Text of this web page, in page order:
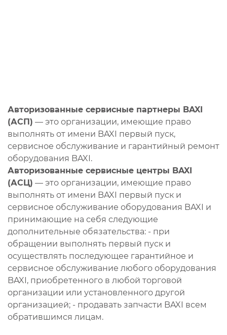
Авторизованные сервисные партнеры BAXI
(АСП) — это организации, имеющие право
выполнять от имени BAXI первый пуск,
сервисное обслуживание и гарантийный ремонт
оборудования BAXI.
Авторизованные сервисные центры BAXI
(АСЦ) — это организации, имеющие право
выполнять от имени BAXI первый пуск и
сервисное обслуживание оборудования BAXI и
принимающие на себя следующие
дополнительные обязательства: - при
обращении выполнять первый пуск и
осуществлять последующее гарантийное и
сервисное обслуживание любого оборудования
BAXI, приобретенного в любой торговой
организации или установленного другой
организацией; - продавать запчасти BAXI всем
обратившимся лицам.